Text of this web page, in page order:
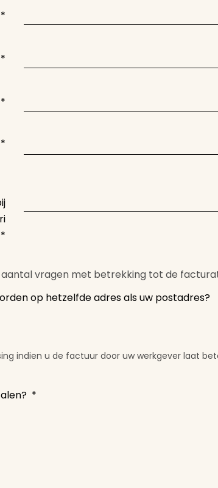
aantal vragen met betrekking tot de
op hetzelfde adres als uw postadres?
indien u de factuur door uw werkgever laat
*